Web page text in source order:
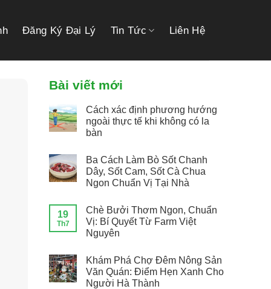
Đăng Ký Đại Lý Tin Tức Liên Hệ
Bài viết mới
Cách xác định phương hướng
ngoài thực tế khi không có la
bàn
Ba Cách Làm Bò Sốt Chanh
Dây, Sốt Cam, Sốt Cà Chua
Ngon Chuẩn Vị Tại Nhà
19
Th7
Chè Bưởi Thơm Ngon, Chuẩn
Vị: Bí Quyết Từ Farm Việt
Nguyên
Khám Phá Chợ Đêm Nông Sản
Văn Quán: Điểm Hẹn Xanh Cho
Người Hà Thành